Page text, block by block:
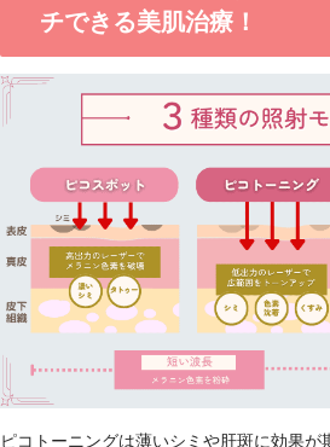
チできる美肌治療！
ピコトーニングは薄いシミや肝斑に効果が